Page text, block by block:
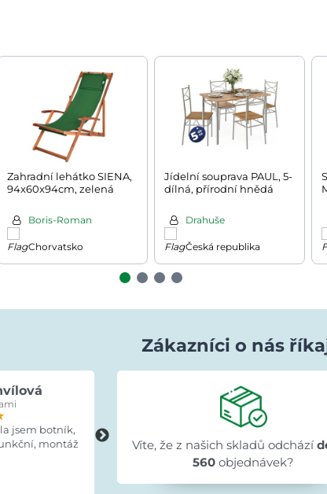
Zahradní lehátko SIENA,
94x60x94cm, zelená
Boris-Roman
Chorvatsko
Jídelní souprava PAUL, 5-
dílná, přírodní hnědá
Drahuše
Česká republika
Zákazníci o nás
jsem botník,
montáž
Evka Hýlová
před 15 hodinami
★★★★★
★★★★★
★★★★★
"Rychlé,v pořádku."
Víte, že z našich skladů odchází
560 objednávek?